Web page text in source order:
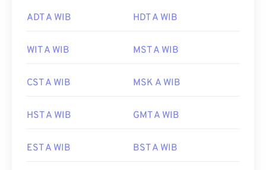
ADT A WIB HDT A WIB
WIT A WIB MST A WIB
CST A WIB MSK A WIB
HST A WIB GMT A WIB
EST A WIB BST A WIB